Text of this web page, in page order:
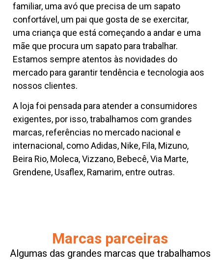
familiar, uma avó que precisa de um sapato
confortável, um pai que gosta de se exercitar,
uma criança que está começando a andar e uma
mãe que procura um sapato para trabalhar.
Estamos sempre atentos às novidades do
mercado para garantir tendência e tecnologia aos
nossos clientes.
A loja foi pensada para atender a consumidores
exigentes, por isso, trabalhamos com grandes
marcas, referências no mercado nacional e
internacional, como Adidas, Nike, Fila, Mizuno,
Beira Rio, Moleca, Vizzano, Bebecê, Via Marte,
Grendene, Usaflex, Ramarim, entre outras.
Marcas parceiras
Algumas das grandes marcas que trabalhamos